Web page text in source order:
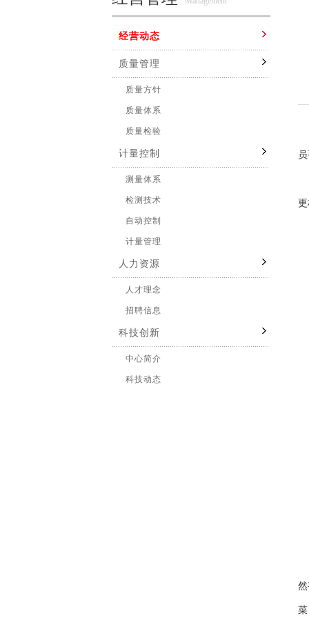
经营动态
质量管理
质量方针
质量体系
质量检验
计量控制
测量体系
检测技术
自动控制
计量管理
人力资源
人才理念
招聘信息
科技创新
中心简介
科技动态